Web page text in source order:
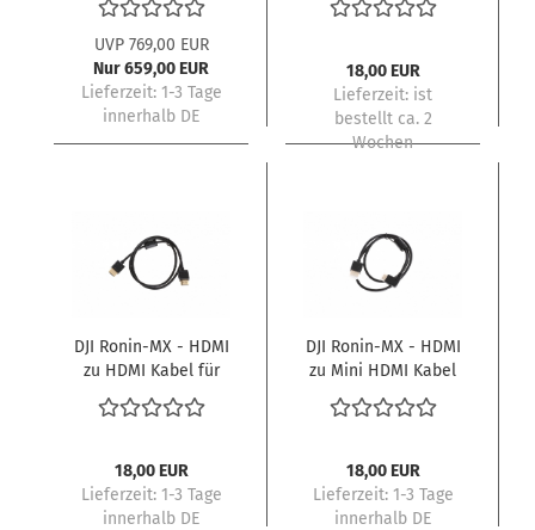
UVP 769,00 EUR
Nur 659,00 EUR
Lieferzeit: 1-3 Tage
innerhalb DE
18,00 EUR
Lieferzeit: ist
bestellt ca. 2
Wochen
DJI Ronin-MX - HDMI
zu HDMI Kabel für
SRW-60G Part10
18,00 EUR
Lieferzeit: 1-3 Tage
innerhalb DE
DJI Ronin-MX - HDMI
zu Mini HDMI Kabel
für SRW-60G Part 11
18,00 EUR
Lieferzeit: 1-3 Tage
innerhalb DE